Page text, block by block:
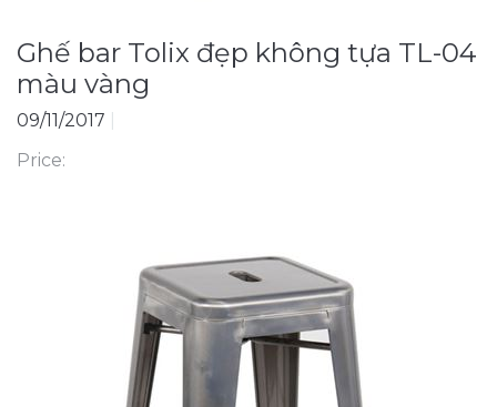
Ghế bar Tolix đẹp không tựa TL-04
màu vàng
09/11/2017
Price: